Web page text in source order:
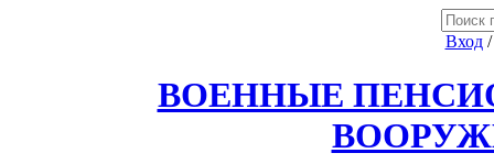
Вход
ВОЕННЫЕ